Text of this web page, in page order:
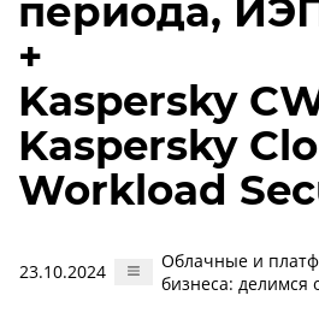
периода,
+
Kaspersky
Kaspersky
Workload
23.10.2024
Облачные и
бизнеса: делимся